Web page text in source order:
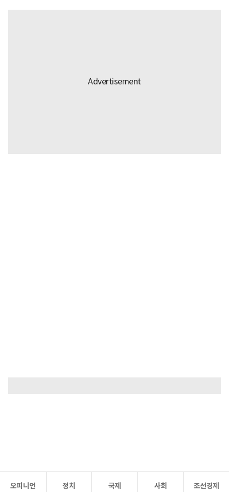
오피니언 정치 국제 사회 조선경제